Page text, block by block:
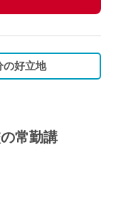
の好立地
常勤講